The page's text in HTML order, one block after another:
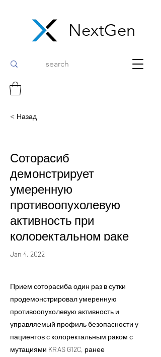
NextGen
< Назад
Соторасиб
демонстрирует
умеренную
противоопухолевую
активность при
колоректальном раке
Jan 4, 2022
Прием соторасиба один раз в сутки
продемонстрировал умеренную
противоопухолевую активность и
управляемый профиль безопасности у
пациентов с колоректальным раком с
мутациями KRAS G12C, ранее